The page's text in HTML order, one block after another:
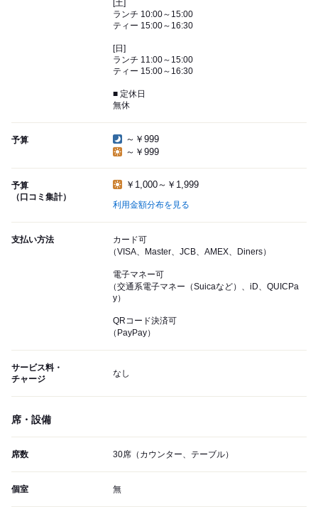
[土]
ランチ 10:00～15:00
ティー 15:00～16:30
[日]
ランチ 11:00～15:00
ティー 15:00～16:30
■ 定休日
無休
予算
～￥999
～￥999
予算
（口コミ集計）
￥1,000～￥1,999
利用金額分布を見る
支払い方法
カード可
（VISA、Master、JCB、AMEX、Diners）
電子マネー可
（交通系電子マネー（Suicaなど）、iD、QUICPa
y）
QRコード決済可
（PayPay）
サービス料・
チャージ
なし
席・設備
席数 30席（カウンター、テーブル）
個室 無